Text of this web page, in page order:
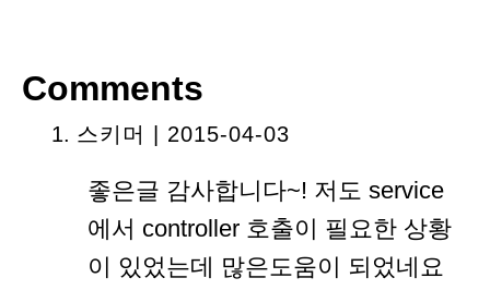
Comments
스키머 | 2015-04-03
좋은글 감사합니다~! 저도 service
에서 controller 호출이 필요한 상황
이 있었는데 많은도움이 되었네요